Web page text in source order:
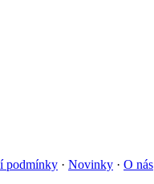
podmínky · Novinky · O nás